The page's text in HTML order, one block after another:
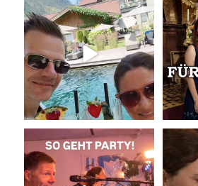
Livemusik, Urlaubsfeeling und
gute Drinks...
18 0
So geht Party!
Was für eine tolle...